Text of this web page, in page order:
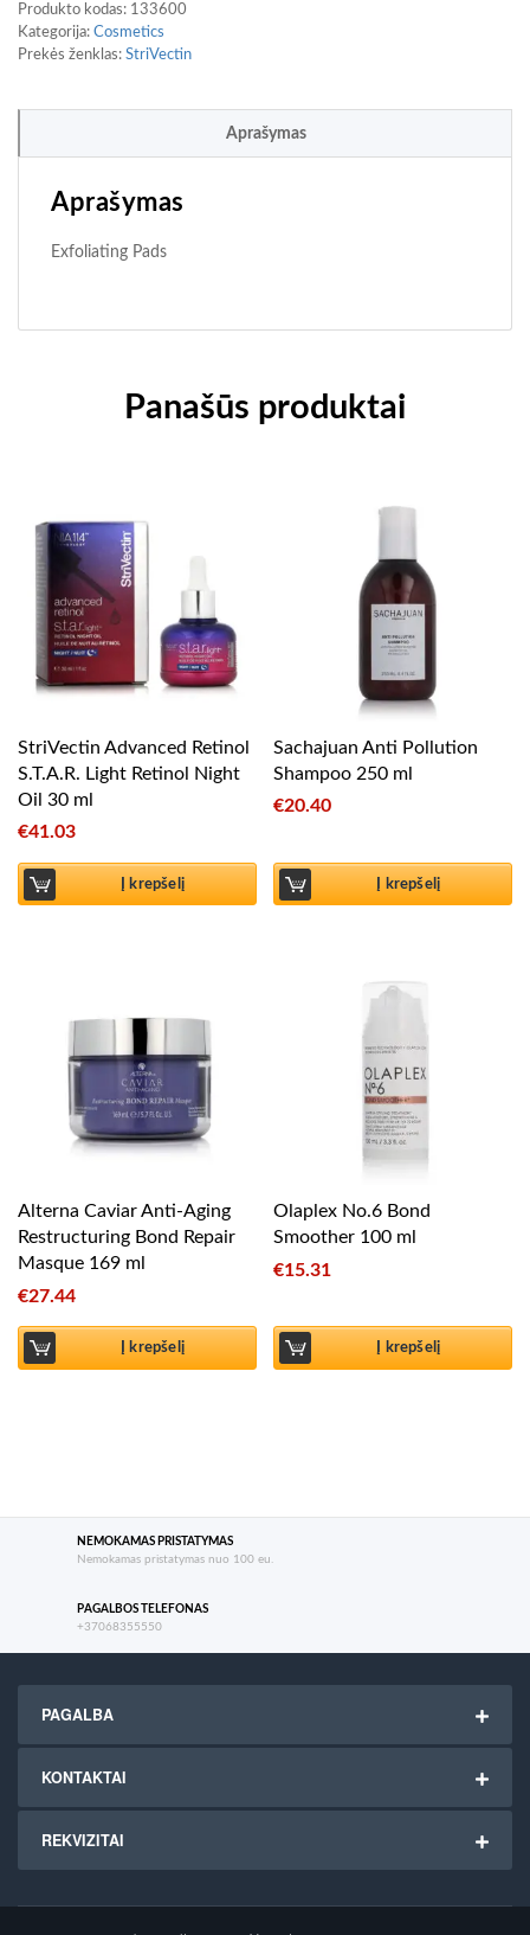
Produkto kodas: 133600
Kategorija: Cosmetics
Prekės ženklas: StriVectin
Aprašymas
Aprašymas
Exfoliating Pads
Panašūs produktai
StriVectin Advanced Retinol
S.T.A.R. Light Retinol Night
Oil 30 ml
€41.03
Į krepšelį
Sachajuan Anti Pollution
Shampoo 250 ml
€20.40
Į krepšelį
Alterna Caviar Anti-Aging
Restructuring Bond Repair
Masque 169 ml
€27.44
Į krepšelį
Olaplex No.6 Bond
Smoother 100 ml
€15.31
Į krepšelį
NEMOKAMAS PRISTATYMAS
Nemokamas pristatymas nuo 100 eu.
PAGALBOS TELEFONAS
+37068355550
PAGALBA
KONTAKTAI
REKVIZITAI